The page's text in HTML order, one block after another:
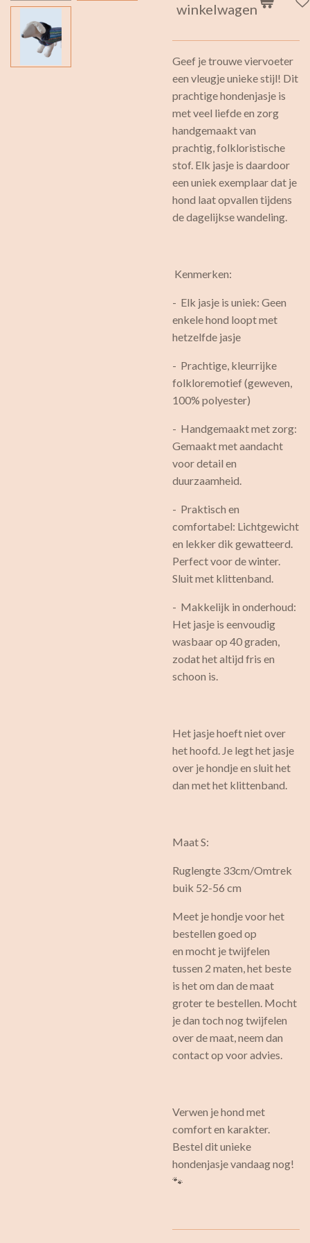
winkelwagen
Geef je trouwe viervoeter
een vleugje unieke stijl! Dit
prachtige hondenjasje is
met veel liefde en zorg
handgemaakt van
prachtig, folkloristische
stof. Elk jasje is daardoor
een uniek exemplaar dat je
hond laat opvallen tijdens
de dagelijkse wandeling.
Kenmerken:
- Elk jasje is uniek: Geen
enkele hond loopt met
hetzelfde jasje
- Prachtige, kleurrijke
folkloremotief (geweven,
100% polyester)
- Handgemaakt met zorg:
Gemaakt met aandacht
voor detail en
duurzaamheid.
- Praktisch en
comfortabel: Lichtgewicht
en lekker dik gewatteerd.
Perfect voor de winter.
Sluit met klittenband.
- Makkelijk in onderhoud:
Het jasje is eenvoudig
wasbaar op 40 graden,
zodat het altijd fris en
schoon is.
Het jasje hoeft niet over
het hoofd. Je legt het jasje
over je hondje en sluit het
dan met het klittenband.
Maat S:
Ruglengte 33cm/Omtrek
buik 52-56 cm
Meet je hondje voor het
bestellen goed op
en mocht je twijfelen
tussen 2 maten, het beste
is het om dan de maat
groter te bestellen. Mocht
je dan toch nog twijfelen
over de maat, neem dan
contact op voor advies.
Verwen je hond met
comfort en karakter.
Bestel dit unieke
hondenjasje vandaag nog!
🐾